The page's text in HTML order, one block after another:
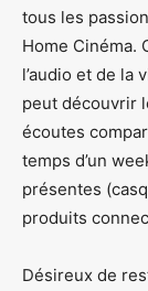
tous les
Home Cinéma.
l’audio et de la
peut découvrir
écoutes
temps d’un
présentes
produits
Désireux de